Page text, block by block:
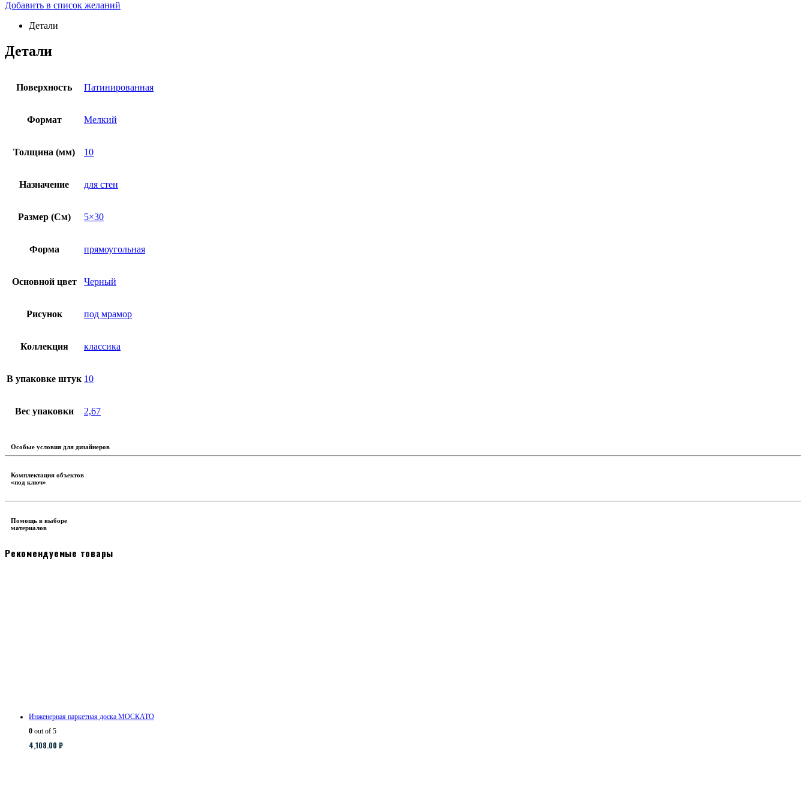
Добавить в список желаний
Детали
Детали
Поверхность Патинированная
Формат Мелкий
Толщина (мм) 10
Назначение для стен
Размер (См) 5×30
Форма прямоугольная
Основной цвет Черный
Рисунок под мрамор
Коллекция классика
В упаковке штук 10
Вес упаковки 2,67
Особые условия для дизайнеров
Комплектация объектов
«под ключ»
Помощь в выборе
материалов
Рекомендуемые товары
Инженерная паркетная доска МОСКАТО
0 out of 5
4,108.00 ₽